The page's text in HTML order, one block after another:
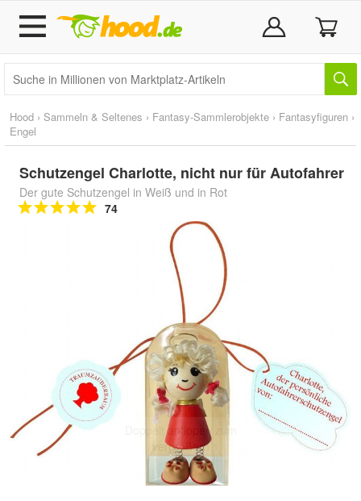
Hood › Sammeln & Seltenes › Fantasy-Sammlerobjekte › Fantasyfiguren ›
Engel
Schutzengel Charlotte, nicht nur für Autofahrer
Der gute Schutzengel in Weiß und in Rot
74
Doppelt antippen zum
vergrößern